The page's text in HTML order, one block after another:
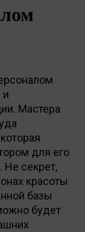
и
Мастера
для его
Не секрет,
красоты
базы
будет